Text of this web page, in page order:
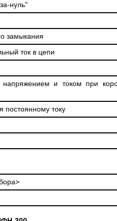
нуль"
замыкания
ток в цепи
и током при
постоянному току